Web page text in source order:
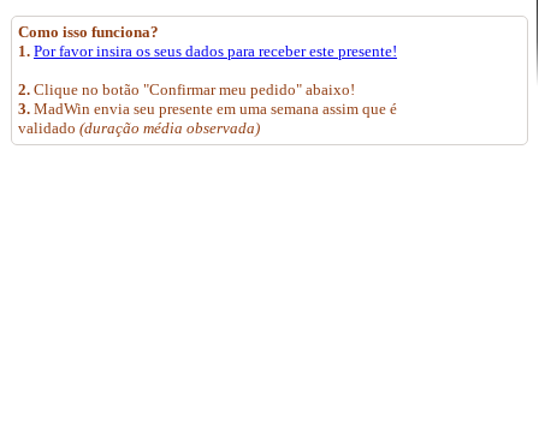
Como isso funciona?
1. Por favor insira os seus dados para receber este presente!
2.Clique no botão "Confirmar meu pedido" abaixo!
3.MadWin envia seu presente em uma semana assim que é
validado (duração média observada)